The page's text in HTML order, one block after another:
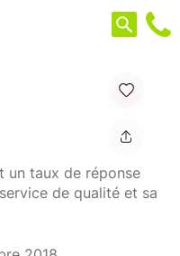
un taux de réponse
de qualité et sa